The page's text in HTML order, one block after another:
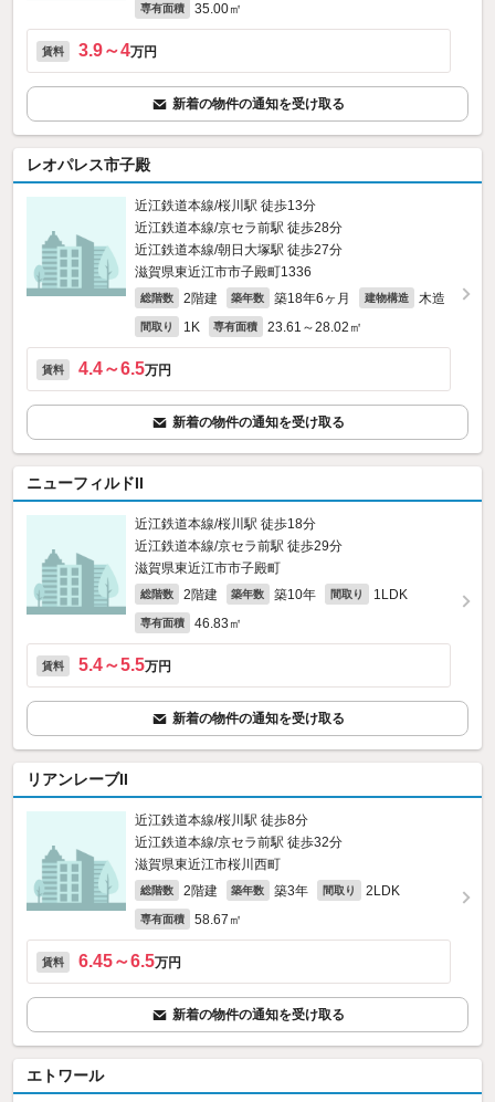
専有面積 35.00㎡
賃料 3.9～4万円
新着の物件の通知を受け取る
レオパレス市子殿
近江鉄道本線/桜川駅 徒歩13分
近江鉄道本線/京セラ前駅 徒歩28分
近江鉄道本線/朝日大塚駅 徒歩27分
滋賀県東近江市市子殿町1336
総階数 2階建 築年数 築18年6ヶ月 建物構造 木造
間取り 1K 専有面積 23.61～28.02㎡
賃料 4.4～6.5万円
新着の物件の通知を受け取る
ニューフィルドII
近江鉄道本線/桜川駅 徒歩18分
近江鉄道本線/京セラ前駅 徒歩29分
滋賀県東近江市市子殿町
総階数 2階建 築年数 築10年 間取り 1LDK
専有面積 46.83㎡
賃料 5.4～5.5万円
新着の物件の通知を受け取る
リアンレーブII
近江鉄道本線/桜川駅 徒歩8分
近江鉄道本線/京セラ前駅 徒歩32分
滋賀県東近江市桜川西町
総階数 2階建 築年数 築3年 間取り 2LDK
専有面積 58.67㎡
賃料 6.45～6.5万円
新着の物件の通知を受け取る
エトワール